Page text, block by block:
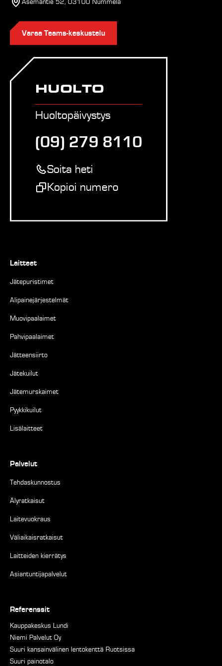
Asemantie 52, 03100 Nummela
Varaa Teams-keskustelu
HUOLTO
Huoltopäivystys
(09) 279 8110
Soita heti
Kopioi numero
Laitteet
Jätepuristimet
Alipainejärjestelmät
Muovipaalaimet
Pahvipaalaimet
Jätteensiirto
Jätekuilut
Jätemurskaimet
Pyykkikuilut
Lisälaitteet
Palvelut
Tehdaskunnostus
Älyratkaisut
Laitevuokraus
Väliaikaisratkaisut
Laitteiden kierrätys
Asiantuntijapalvelut
Referenssit
Kauppakeskus Lundi
Niemi Palvelut Oy
Suuri kansainvälinen lentokenttä Ruotsissa
Suuri painotalo